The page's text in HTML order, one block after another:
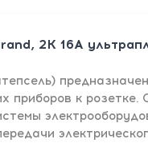
2К 16А
приборов к розетке.